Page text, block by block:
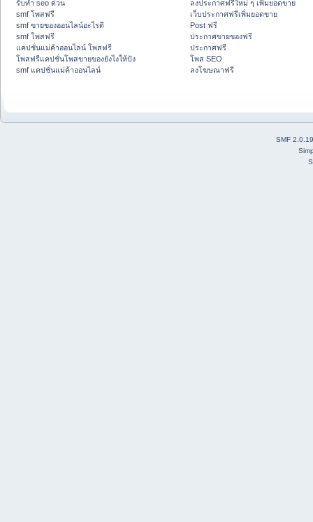
รับทำ seo ด่วน
smf โพสฟรี
smf ขายของออนไลน์อะไรดี
smf โพสฟรี
แคปชั่นแม่ค้าออนไลน์ โพสฟรี
โพสฟรีแคปชั่นโพสขายของยังไงให้ปัง
smf แคปชั่นแม่ค้าออนไลน์
ลงประกาศฟรีใหม่ ๆ เพิ่มยอดขาย
เว็บประกาศฟรีเพิ่มยอดขาย
Post ฟรี
ประกาศขายของฟรี
ประกาศฟรี
โพส SEO
ลงโฆษณาฟรี
SMF 2.0.19